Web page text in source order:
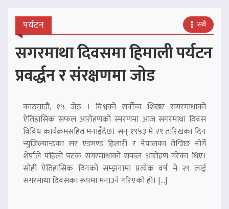
पर्यटन सबै
सगरमाथा दिवसमा हिमाली पर्यटन
प्रवर्द्धन र संरक्षणमा जोड
काठमाडौं, १५ जेठ । विश्वको सर्वोच्च शिखर सगरमाथाको
ऐतिहासिक सफल आरोहणको स्मरणमा आज सगरमाथा दिवस
विविध कार्यक्रमसहित मनाइँदैछ। सन् १९५३ मे २९ तारिखका दिन
न्युजिल्यान्डका सर एडमण्ड हिलारी र नेपालका तेन्जिङ नोर्गे
शेर्पाले पहिलो पटक सगरमाथाको सफल आरोहण गरेका थिए।
सोही ऐतिहासिक दिनको सम्झनामा प्रत्येक वर्ष मे २९ लाई
सगरमाथा दिवसका रूपमा मनाउने गरिएको हो। […]